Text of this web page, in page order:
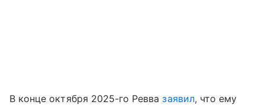
В конце октября 2025-го Реввазаявил, что ему